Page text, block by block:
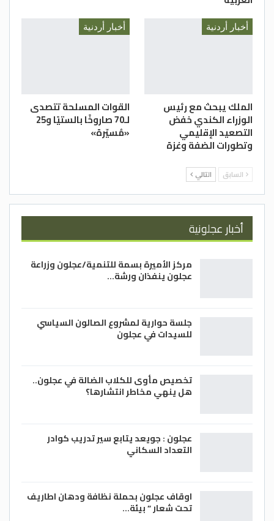
أخبار أردنية
الملك يبحث مع رئيس
الوزراء الكندي خفض
التصعيد الإقليمي
وتطورات الضفة وغزة
أخبار أردنية
القوات المسلحة تتصدى
لـ70 صاروخًا بالستيًا و25
«مُسيّرة»
السابق التالي
أخبار عجلونية
مركز الأميرة بسمة للتنمية/عجلون وزراعة
عجلون ينفذان ورشة…
جلسة حوارية لمشروع الصالون السياسي
للسيدات في عجلون
تخصيص مأوى للكلاب الضالة في عجلون..
هل ينهي مخاطر انتشارها؟
عجلون : جويعد يتابع سير تدريب كوادر
التعداد السكاني
اوقاف عجلون بحملة نظافة ودهان اطاريف
تحت شعار ” بيئة…